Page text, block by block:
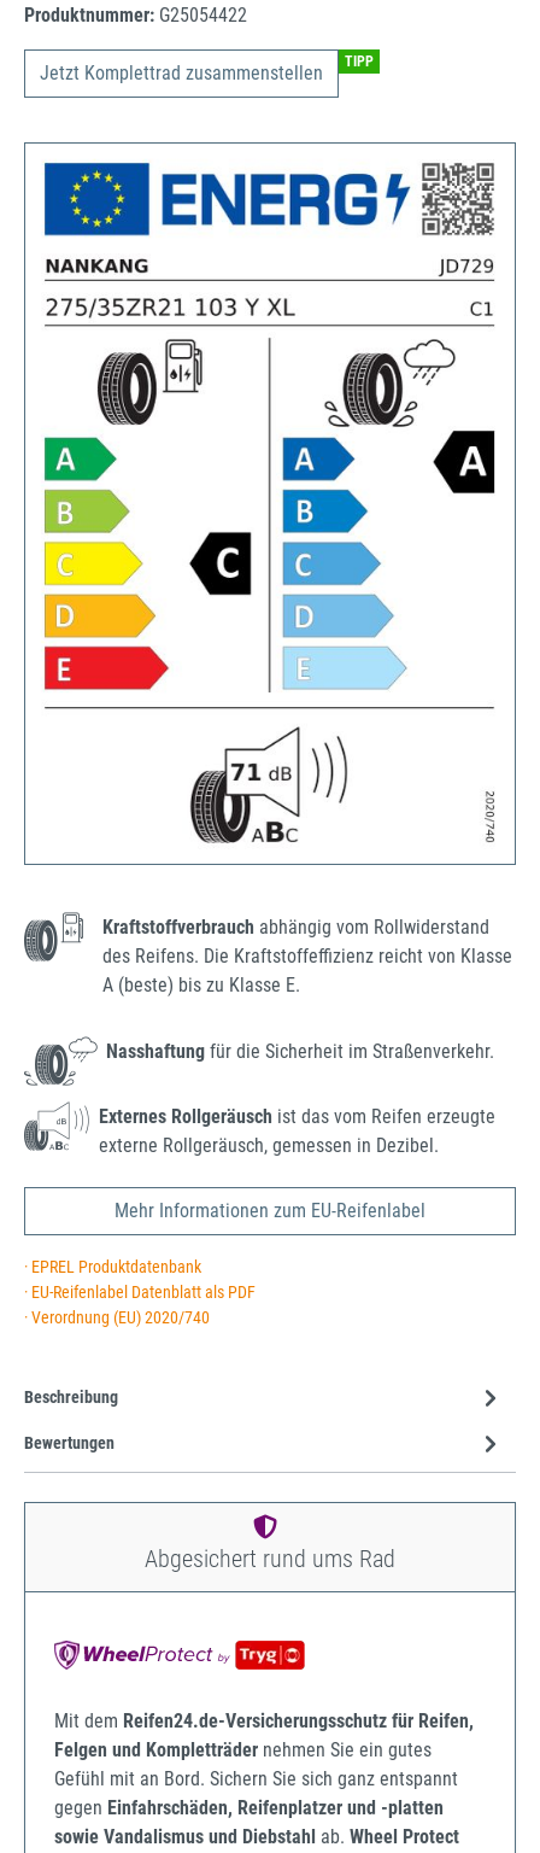
Produktnummer: G25054422
Jetzt Komplettrad zusammenstellen TIPP
Kraftstoffverbrauch abhängig vom Rollwiderstand
des Reifens. Die Kraftstoffeffizienz reicht von Klasse
A (beste) bis zu Klasse E.
Nasshaftung für die Sicherheit im Straßenverkehr.
Externes Rollgeräusch ist das vom Reifen erzeugte
externe Rollgeräusch, gemessen in Dezibel.
Mehr Informationen zum EU-Reifenlabel
· EPREL Produktdatenbank
· EU-Reifenlabel Datenblatt als PDF
· Verordnung (EU) 2020/740
Beschreibung
Bewertungen
Abgesichert rund ums Rad
Mit dem Reifen24.de-Versicherungsschutz für Reifen,
Felgen und Kompletträder nehmen Sie ein gutes
Gefühl mit an Bord. Sichern Sie sich ganz entspannt
gegen Einfahrschäden, Reifenplatzer und -platten
sowie Vandalismus und Diebstahl ab. Wheel Protect